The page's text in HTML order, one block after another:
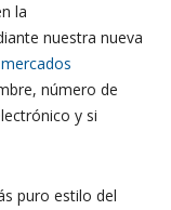
la
nuestra nueva
mercados
número de
y si
puro estilo del